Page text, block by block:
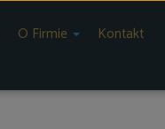
O Firmie Kontakt